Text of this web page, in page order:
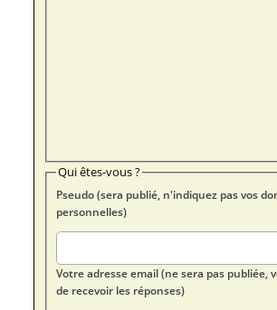
Qui êtes-vous ?
Pseudo (sera publié, n'indiquez pas vos
personnelles)
Votre adresse email (ne sera pas publiée,
de recevoir les réponses)